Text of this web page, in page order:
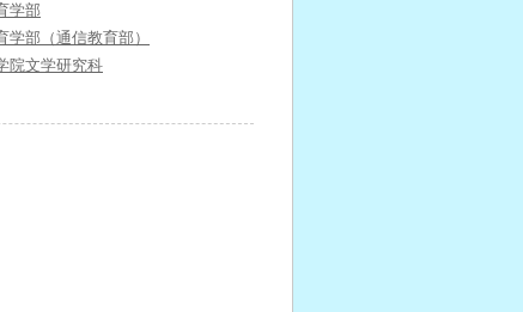
学部
学部（通信教育部）
院文学研究科